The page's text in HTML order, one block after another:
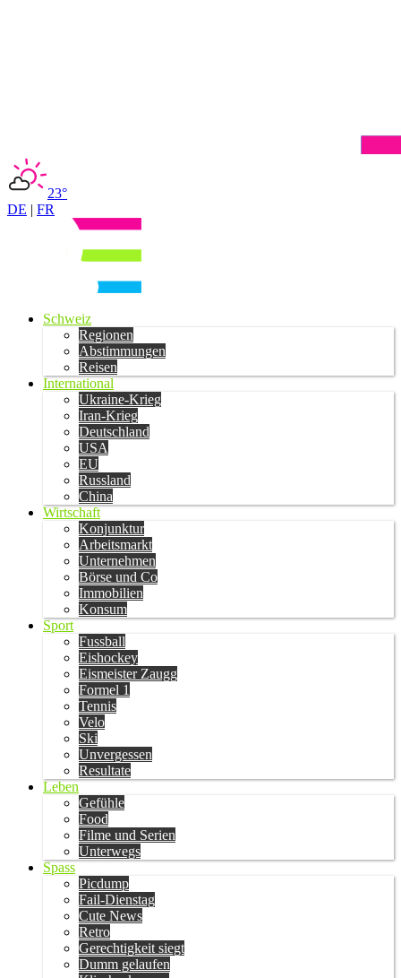
23°
DE | FR
Schweiz
Regionen
Abstimmungen
Reisen
International
Ukraine-Krieg
Iran-Krieg
Deutschland
USA
EU
Russland
China
Wirtschaft
Konjunktur
Arbeitsmarkt
Unternehmen
Börse und Co
Immobilien
Konsum
Sport
Fussball
Eishockey
Eismeister Zaugg
Formel 1
Tennis
Velo
Ski
Unvergessen
Resultate
Leben
Gefühle
Food
Filme und Serien
Unterwegs
Spass
Picdump
Fail-Dienstag
Cute News
Retro
Gerechtigkeit siegt
Dumm gelaufen